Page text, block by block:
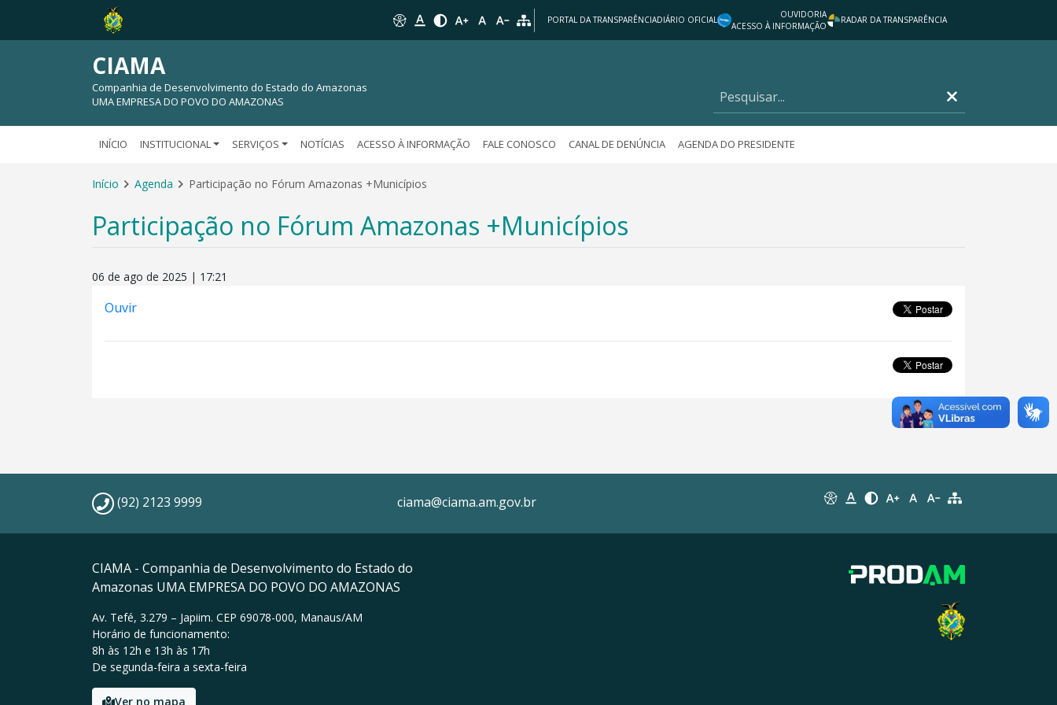
PORTAL DA TRANSPARÊNCIADIÁRIO OFICIAL
OUVIDORIA
ACESSO À INFORMAÇÃO
RADAR DA TRANSPARÊNCIA
CIAMA
Companhia de Desenvolvimento do Estado do Amazonas
UMA EMPRESA DO POVO DO AMAZONAS
INÍCIO INSTITUCIONAL SERVIÇOS NOTÍCIAS ACESSO À INFORMAÇÃO FALE CONOSCO CANAL DE DENÚNCIA AGENDA DO PRESIDENTE
Início Agenda Participação no Fórum Amazonas +Municípios
Participação no Fórum Amazonas +Municípios
06 de ago de 2025 | 17:21
Ouvir
(92) 2123 9999 ciama@ciama.am.gov.br
CIAMA - Companhia de Desenvolvimento do Estado do
Amazonas UMA EMPRESA DO POVO DO AMAZONAS
Av. Tefé, 3.279 – Japiim. CEP 69078-000, Manaus/AM
Horário de funcionamento:
8h às 12h e 13h às 17h
De segunda-feira a sexta-feira
Ver no mapa